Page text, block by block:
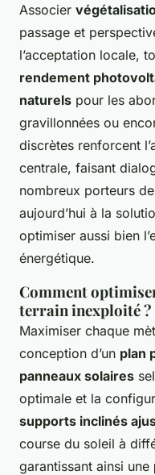
Associer
passage et
l’acceptation locale,
rendement
naturels pour les
gravillonnées ou
discrètes renforcent
centrale, faisant
nombreux porteurs
aujourd’hui à la
optimiser aussi bien
énergétique.
Comment
terrain inexploité ?
Maximiser chaque
conception d’un plan
panneaux solaires
optimale et la
supports inclinés
course du soleil à
garantissant ainsi une